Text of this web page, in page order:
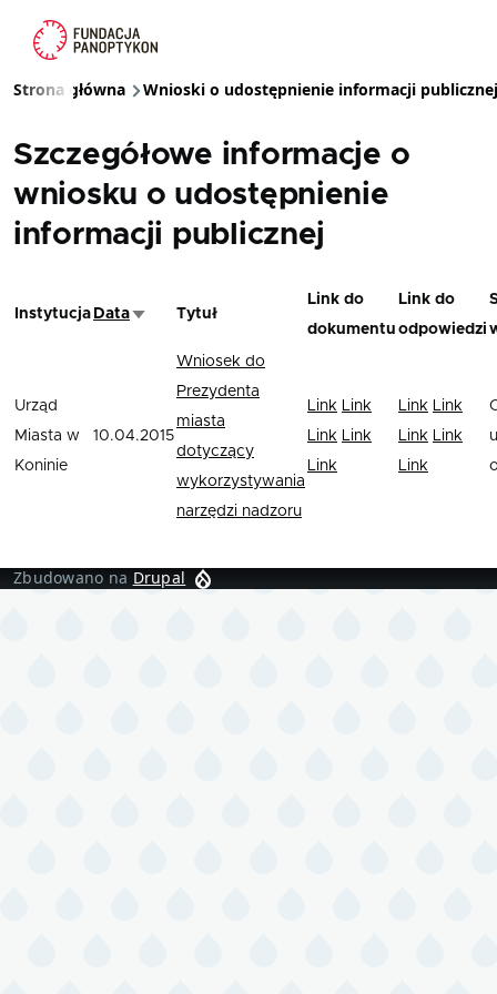
Ścieżka nawigacyjna
Strona główna Wnioski o udostępnienie informacji publicznej
Szczegółowe informacje o
wniosku o udostępnienie
informacji publicznej
Instytucja DataSortuj rosnąco
Tytuł
Link do
dokumentu
Link do
odpowiedzi
Urząd
Miasta w
Koninie
10.04.2015
Wniosek do
Prezydenta
miasta
dotyczący
wykorzystywania
narzędzi nadzoru
Link Link
Link Link
Link
Link Link
Link Link
Link
Zbudowano na Drupal